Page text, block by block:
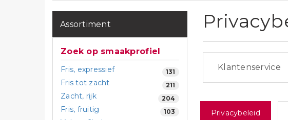
Assortiment
Zoek op smaakprofiel
Fris, expressief 131
Fris tot zacht 211
Zacht, rijk 204
Fris, fruitig 103
Klantenservice
Privacybeleid